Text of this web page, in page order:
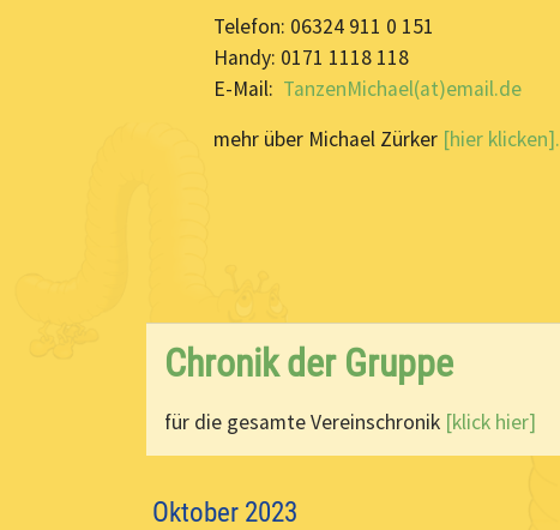
Telefon: 06324 911 0 151
Handy: 0171 1118 118
E-Mail: TanzenMichael(at)email.de
mehr über Michael Zürker [hier klicken].
Chronik der Gruppe
für die gesamte Vereinschronik [klick hier]
Oktober 2023